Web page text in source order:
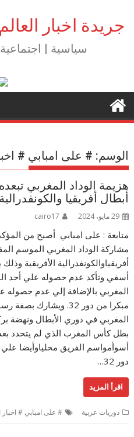
content
جريدة اخبار
سياسية | اجتماعية
الوسم: # على امبابي #
هزيمة الوداد المغربي
أبطال أفريقيا
29 مايو، 2024 cairo17
متابعة : على امبابي أصبح من
مشاركة الوداد المغربي الموسم
أفريقياوالكونفدرالية الأفريقية
أسفي وتأكد عدم حصوله علي أحد
المغربي بالإضافة إلي عدم
مبكرا من دور 32.
المغربي في دوري الأبطال ونهضة
بطل كأس المغرب الذي لم يتحدد
أسوأمواسم الفريق محلياوأيضا
دور 32…
اقرأ المزيد
دوريات عربية # على امبابي # اخبار